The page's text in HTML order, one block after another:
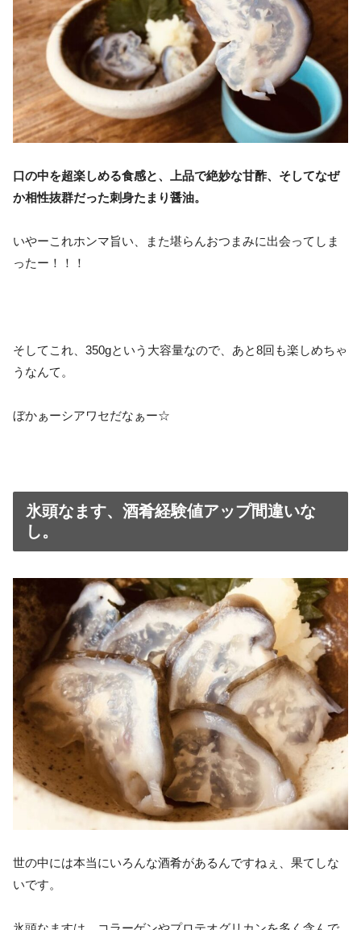
口の中を超楽しめる食感と、上品で絶妙な甘酢、そしてなぜ
か相性抜群だった刺身たまり醤油。
いやーこれホンマ旨い、また堪らんおつまみに出会ってしま
ったー！！！
そしてこれ、350gという大容量なので、あと8回も楽しめちゃ
うなんて。
ぼかぁーシアワセだなぁー☆
氷頭なます、酒肴経験値アップ間違いな
し。
世の中には本当にいろんな酒肴があるんですねぇ、果てしな
いです。